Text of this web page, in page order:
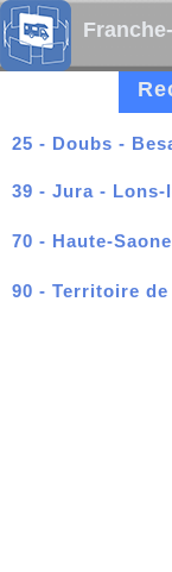
25 - Doubs -
39 - Jura - Lons-
70 - Haute-
90 - Territoire